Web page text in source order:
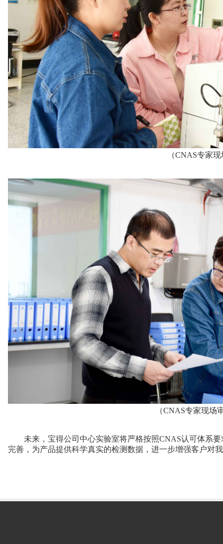
（CNAS专家现场审
（CNAS专家现场审核
未来，宝得公司中心实验室将严格按照CNAS认可体系要
完善，为产品提供科学真实的检测数据，进一步增强客户对